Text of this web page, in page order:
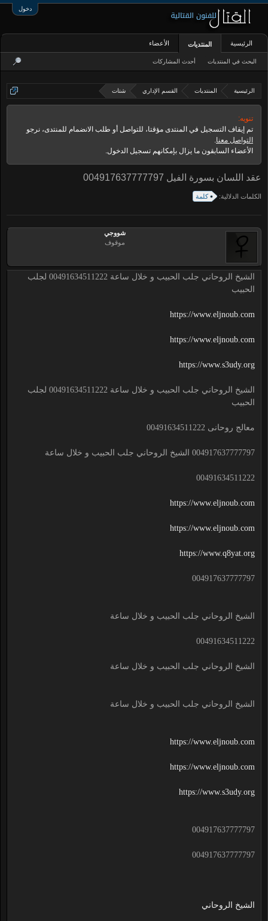
دخول
الرئيسية المنتديات القسم الإداري شتات
تنويه:
تم إيقاف التسجيل في المنتدى مؤقتا، للتواصل أو طلب الانضمام للمنتدى، نرجو
التواصل معنا.
الأعضاء السابقون ما يزال بإمكانهم تسجيل الدخول.
عقد اللسان بسورة الفيل 004917637777797
الكلمات الدلالية: كلمة
شووجي
موقوف
الشيخ الروحاني جلب الحبيب و خلال ساعة 00491634511222 لجلب
الحبيب
https://www.eljnoub.com
https://www.eljnoub.com
https://www.s3udy.org
الشيخ الروحاني جلب الحبيب و خلال ساعة 00491634511222 لجلب
الحبيب
معالج روحانى 00491634511222
004917637777797 الشيخ الروحاني جلب الحبيب و خلال ساعة
00491634511222
https://www.eljnoub.com
https://www.eljnoub.com
https://www.q8yat.org
004917637777797
الشيخ الروحاني جلب الحبيب و خلال ساعة
00491634511222
الشيخ الروحاني جلب الحبيب و خلال ساعة
الشيخ الروحاني جلب الحبيب و خلال ساعة
https://www.eljnoub.com
https://www.eljnoub.com
https://www.s3udy.org
004917637777797
004917637777797
الشيخ الروحاني
الرئيسية المنتديات
البحث في المنتديات أحدث المشاركات
الأعضاء